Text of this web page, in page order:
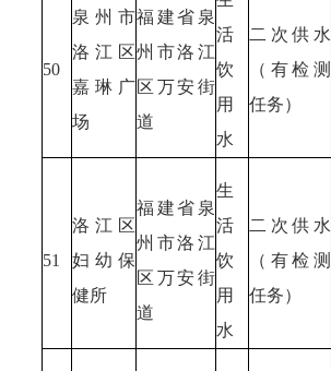
50
泉州市
洛江区
嘉琳广
场
福建省泉
州市洛江
区万安街
道
活
饮
用
水
二次供水
（有检测
任务）
51
洛江区
妇幼保
健所
福建省泉
州市洛江
区万安街
道
生
活
饮
用
水
二次供水
（有检测
任务）